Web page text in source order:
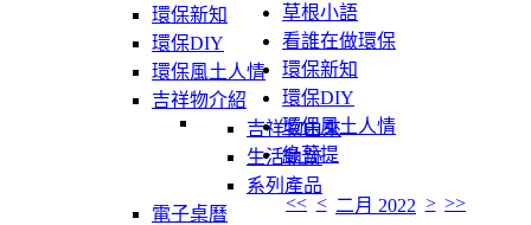
環保新知
環保DIY
環保風土人情
吉祥物介紹
吉祥物由來
生活軌跡
系列產品
電子桌曆
草根小語
看誰在做環保
環保新知
環保DIY
環保風土人情
綠菩提
<< < 二月 2022 > >>